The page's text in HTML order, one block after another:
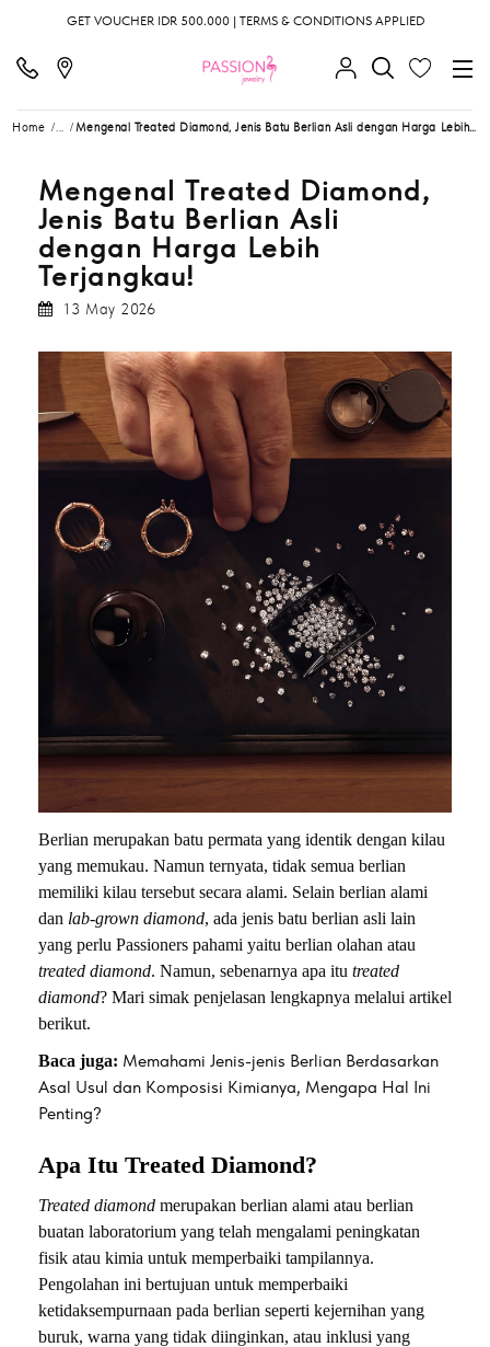
GET VOUCHER IDR 500.000 | TERMS & CONDITIONS APPLIED
Home ... Mengenal Treated Diamond, Jenis Batu Berlian Asli dengan Harga Lebih Terjangkau!
Mengenal Treated Diamond,
Jenis Batu Berlian Asli
dengan Harga Lebih
Terjangkau!
13 May 2026
Berlian merupakan batu permata yang identik dengan kilau
yang memukau. Namun ternyata, tidak semua berlian
memiliki kilau tersebut secara alami. Selain berlian alami
dan lab-grown diamond, ada jenis batu berlian asli lain
yang perlu Passioners pahami yaitu berlian olahan atau
treated diamond. Namun, sebenarnya apa itu treated
diamond? Mari simak penjelasan lengkapnya melalui artikel
berikut.
Baca juga: Memahami Jenis-jenis Berlian Berdasarkan
Asal Usul dan Komposisi Kimianya, Mengapa Hal Ini
Penting?
Apa Itu Treated Diamond?
Treated diamond merupakan berlian alami atau berlian
buatan laboratorium yang telah mengalami peningkatan
fisik atau kimia untuk memperbaiki tampilannya.
Pengolahan ini bertujuan untuk memperbaiki
ketidaksempurnaan pada berlian seperti kejernihan yang
buruk, warna yang tidak diinginkan, atau inklusi yang